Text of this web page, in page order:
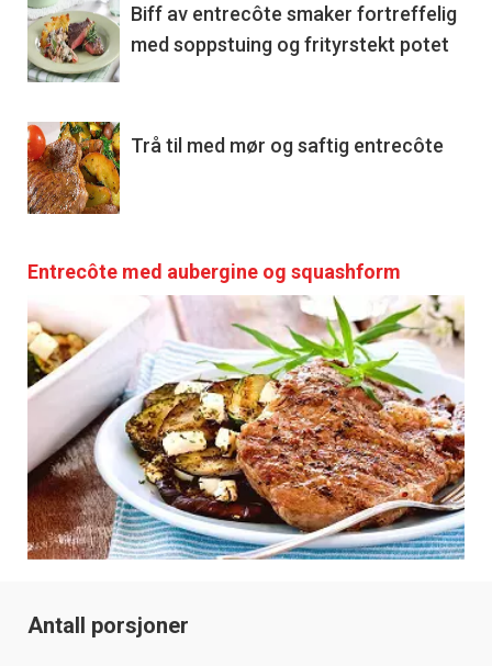
Biff av entrecôte smaker fortreffelig
med soppstuing og frityrstekt potet
Trå til med mør og saftig entrecôte
Entrecôte med aubergine og squashform
Antall porsjoner